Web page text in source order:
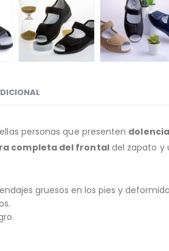
personas que presenten
completa del frontaldel zapato y
gruesos en los pies y